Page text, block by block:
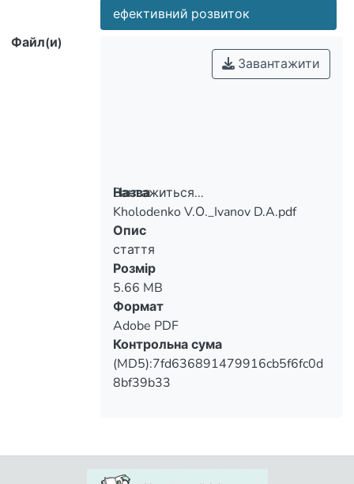
ефективний розвиток
Файл(и)
Вантажиться...
Вантажиться...
Завантажити
Назва
Kholodenko V.О._Ivanov D.A.pdf
Опис
стаття
Розмір
5.66 MB
Формат
Adobe PDF
Контрольна сума
(MD5):7fd636891479916cb5f6fc0d
8bf39b33